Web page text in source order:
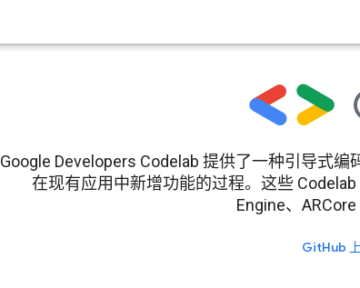
Google Developers Codelab 提供了一种引导式
在现有应用中新增功能的过程。这些
Engine、ARCore
GitHub